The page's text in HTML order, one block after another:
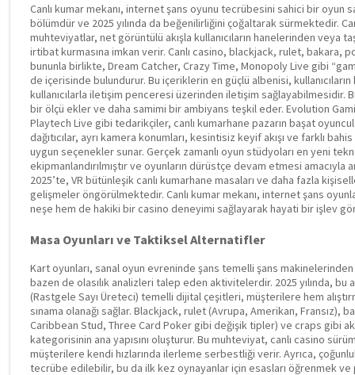
Canlı kumar mekanı, internet şans oyunu tecrübesini sahici bir oyun
bölümdür ve 2025 yılında da beğenilirliğini çoğaltarak sürmektedir.
muhteviyatlar, net görüntülü akışla kullanıcıların hanelerinden veya
irtibat kurmasına imkan verir. Canlı casino, blackjack, rulet, bakara,
bununla birlikte, Dream Catcher, Crazy Time, Monopoly Live gibi
de içerisinde bulundurur. Bu içeriklerin en güçlü albenisi,
kullanıcılarla iletişim penceresi üzerinden iletişim sağlayabilmesidir.
bir ölçü ekler ve daha samimi bir ambiyans teşkil eder. Evolution
Playtech Live gibi tedarikçiler, canlı kumarhane pazarın başat
dağıtıcılar, ayrı kamera konumları, kesintisiz keyif akışı ve farklı
uygun seçenekler sunar. Gerçek zamanlı oyun stüdyoları en yeni
ekipmanlandırılmıştır ve oyunların dürüstçe devam etmesi amacıyla
2025’te, VR bütünleşik canlı kumarhane masaları ve daha fazla
gelişmeler öngörülmektedir. Canlı kumar mekanı, internet şans
neşe hem de hakiki bir casino deneyimi sağlayarak hayati bir işlev
Masa Oyunları ve Taktiksel Alternatifler
Kart oyunları, sanal oyun evreninde şans temelli şans
bazen de olasılık analizleri talep eden aktivitelerdir. 2025 yılında, bu
(Rastgele Sayı Üreteci) temelli dijital çeşitleri, müşterilere hem
sınama olanağı sağlar. Blackjack, rulet (Avrupa, Amerikan, Fransız),
Caribbean Stud, Three Card Poker gibi değişik tipler) ve craps gibi
kategorisinin ana yapısını oluşturur. Bu muhteviyat, canlı casino
müşterilere kendi hızlarında ilerleme serbestliği verir. Ayrıca,
tecrübe edilebilir, bu da ilk kez oynayanlar için esasları öğrenmek